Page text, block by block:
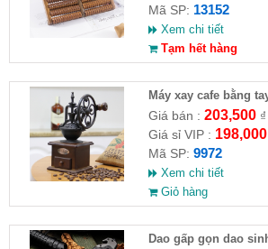
Mã SP: 13152
Xem chi tiết
Tạm hết hàng
Máy xay cafe bằng
Giá bán : 203,500₫
Giá sỉ VIP : 198,000
Mã SP: 9972
Xem chi tiết
Giỏ hàng
Dao gấp gọn dao